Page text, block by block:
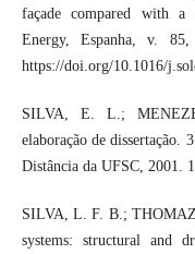
façade compared with a
Energy, Espanha, v.
https://doi.org/10.1016/
SILVA, E. L.;
elaboração de
Distância da UFSC, 2001.
SILVA, L. F. B.;
systems: structural and